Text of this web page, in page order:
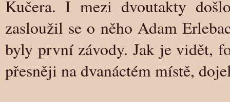
Kučera. I mezi dvoutakty
zasloužil se o něho Adam
byly první závody. Jak je vidět,
přesněji na dvanáctém místě,